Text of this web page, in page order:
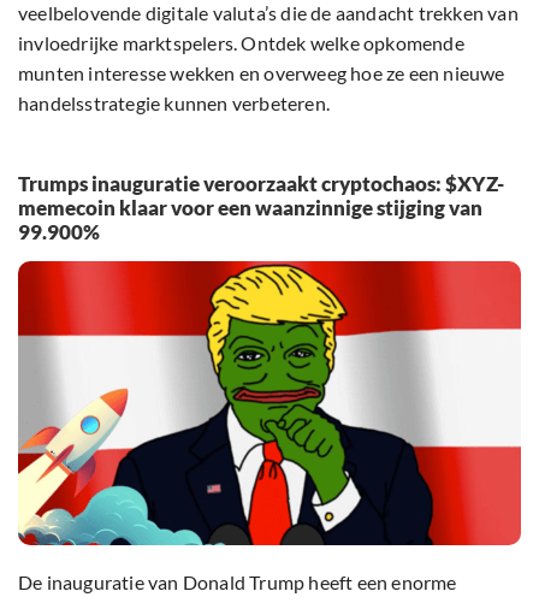
veelbelovende digitale valuta’s die de aandacht trekken van
invloedrijke marktspelers. Ontdek welke opkomende
munten interesse wekken en overweeg hoe ze een nieuwe
handelsstrategie kunnen verbeteren.
Trumps inauguratie veroorzaakt cryptochaos: $XYZ-
memecoin klaar voor een waanzinnige stijging van
99.900%
De inauguratie van Donald Trump heeft een enorme